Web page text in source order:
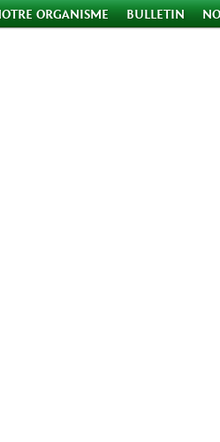
ORGANISME BULLETIN